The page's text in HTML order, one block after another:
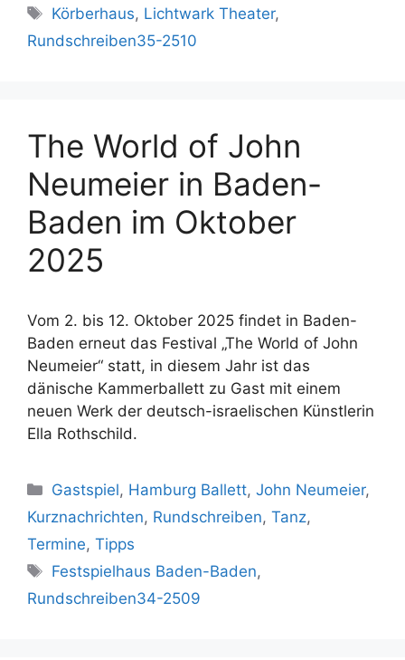
Schlagwörter
Körberhaus, Lichtwark Theater,
Rundschreiben35-2510
The World of John
Neumeier in Baden-
Baden im Oktober
2025
Vom 2. bis 12. Oktober 2025 findet in Baden-
Baden erneut das Festival „The World of John
Neumeier“ statt, in diesem Jahr ist das
dänische Kammerballett zu Gast mit einem
neuen Werk der deutsch-israelischen Künstlerin
Ella Rothschild.
Kategorien
Gastspiel, Hamburg Ballett,John Neumeier,
Kurznachrichten, Rundschreiben, Tanz,
Termine, Tipps
Schlagwörter
Festspielhaus Baden-Baden,
Rundschreiben34-2509